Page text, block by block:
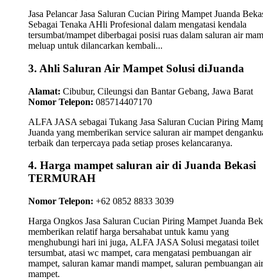
Jasa Pelancar Jasa Saluran Cucian Piring Mampet Juanda
Sebagai Tenaka AHli Profesional dalam mengatasi kendala
tersumbat/mampet diberbagai posisi ruas dalam saluran air
meluap untuk dilancarkan kembali...
3. Ahli Saluran Air Mampet Solusi diJuanda
Alamat: Cibubur, Cileungsi dan Bantar Gebang, Jawa Barat
Nomor Telepon: 085714407170
ALFA JASA sebagai Tukang Jasa Saluran Cucian Piring
Juanda yang memberikan service saluran air mampet
terbaik dan terpercaya pada setiap proses kelancaranya.
4. Harga mampet saluran air di Juanda Bekasi
TERMURAH
Nomor Telepon: +62 0852 8833 3039
Harga Ongkos Jasa Saluran Cucian Piring Mampet Juanda
memberikan relatif harga bersahabat untuk kamu yang
menghubungi hari ini juga, ALFA JASA Solusi megatasi toilet
tersumbat, atasi wc mampet, cara mengatasi pembuangan air
mampet, saluran kamar mandi mampet, saluran pembuangan air
mampet.